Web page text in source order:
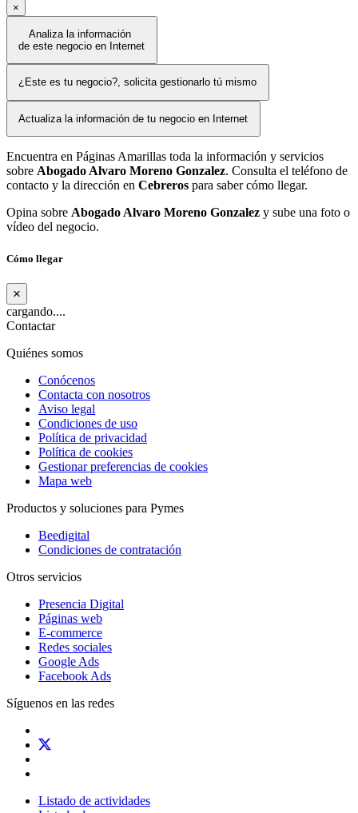
×
Analiza la información
de este negocio en Internet
¿Este es tu negocio?, solicita gestionarlo tú mismo
Actualiza la información de tu negocio en Internet
Encuentra en Páginas Amarillas toda la información y servicios
sobre Abogado Alvaro Moreno Gonzalez. Consulta el teléfono de
contacto y la dirección en Cebreros para saber cómo llegar.
Opina sobre Abogado Alvaro Moreno Gonzalez y sube una foto o
vídeo del negocio.
Cómo llegar
×
cargando....
Contactar
Quiénes somos
Conócenos
Contacta con nosotros
Aviso legal
Condiciones de uso
Política de privacidad
Política de cookies
Gestionar preferencias de cookies
Mapa web
Productos y soluciones para Pymes
Beedigital
Condiciones de contratación
Otros servicios
Presencia Digital
Páginas web
E-commerce
Redes sociales
Google Ads
Facebook Ads
Síguenos en las redes
Listado de actividades